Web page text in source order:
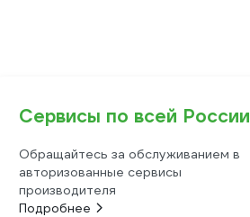
Сервисы по всей России
Обращайтесь за обслуживанием в
авторизованные сервисы
производителя
Подробнее